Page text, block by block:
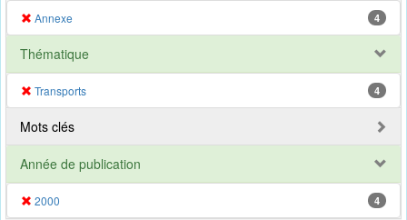
Annexe 4
Thématique
Transports 4
Mots clés
Année de publication
2000 4